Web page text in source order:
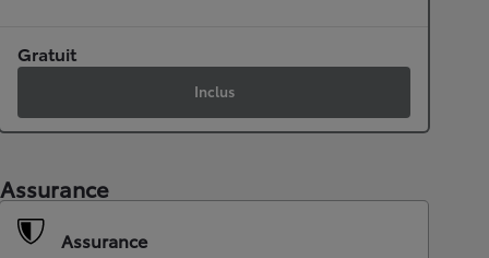
Gratuit
Inclus
Assurance
Assurance